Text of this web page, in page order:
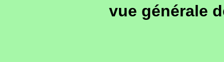
vue générale